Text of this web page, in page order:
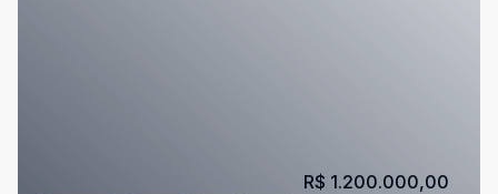
R$ 1.200.000,00